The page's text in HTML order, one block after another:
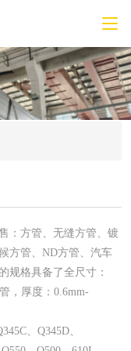
方管、无缝方管、镀
方管、ND方管、汽车
规格具备了全尺寸：
，厚度：0.6mm-
、Q345D、